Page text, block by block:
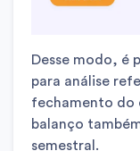
Desse modo, é
para análise
fechamento do
balanço
semestral.